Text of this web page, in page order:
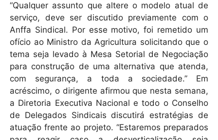
“Qualquer assunto que altere o modelo atual de
serviço, deve ser discutido previamente com o
Anffa Sindical. Por esse motivo, foi remetido um
ofício ao Ministro da Agricultura solicitando que o
tema seja levado à Mesa Setorial de Negociação
para construção de uma alternativa que atenda,
com segurança, a toda a sociedade.” Em
acréscimo, o dirigente afirmou que nesta semana,
a Diretoria Executiva Nacional e todo o Conselho
de Delegados Sindicais discutirá estratégias de
atuação frente ao projeto. “Estaremos preparados